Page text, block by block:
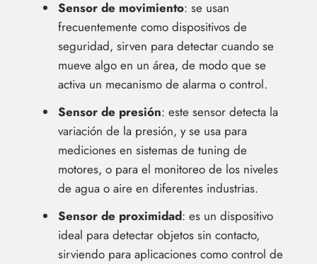
Sensor de movimiento: se usan
frecuentemente como dispositivos de
seguridad, sirven para detectar cuando se
mueve algo en un área, de modo que se
activa un mecanismo de alarma o control.
Sensor de presión: este sensor detecta la
variación de la presión, y se usa para
mediciones en sistemas de tuning de
motores, o para el monitoreo de los niveles
de agua o aire en diferentes industrias.
Sensor de proximidad: es un dispositivo
ideal para detectar objetos sin contacto,
sirviendo para aplicaciones como control de